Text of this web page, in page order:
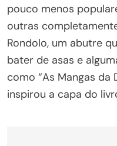
pouco menos
outras
Rondolo, um abutre
bater de asas e
como “As Mangas da
inspirou a capa do